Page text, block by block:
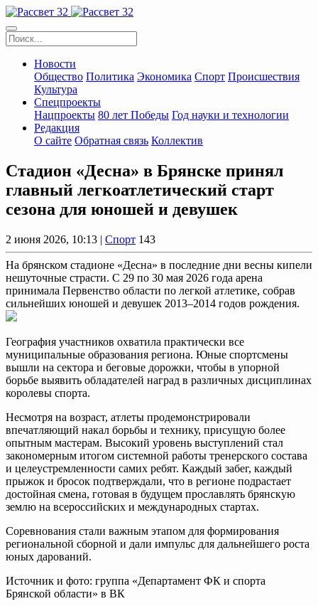
Новости
Общество Политика Экономика Спорт Происшествия
Культура
Спецпроекты
Нацпроекты 80 лет Победы Год науки и технологии
Редакция
О сайте Обратная связь Коллектив
Стадион «Десна» в Брянске принял
главный легкоатлетический старт
сезона для юношей и девушек
2 июня 2026, 10:13 | Спорт 143
На брянском стадионе «Десна» в последние дни весны кипели
нешуточные страсти. С 29 по 30 мая 2026 года арена
принимала Первенство области по легкой атлетике, собрав
сильнейших юношей и девушек 2013–2014 годов рождения.
География участников охватила практически все
муниципальные образования региона. Юные спортсмены
вышли на сектора и беговые дорожки, чтобы в упорной
борьбе выявить обладателей наград в различных дисциплинах
королевы спорта.
Несмотря на возраст, атлеты продемонстрировали
впечатляющий накал борьбы и технику, присущую более
опытным мастерам. Высокий уровень выступлений стал
закономерным итогом системной работы тренерского состава
и целеустремленности самих ребят. Каждый забег, каждый
прыжок и бросок подтверждали, что в регионе подрастает
достойная смена, готовая в будущем прославлять брянскую
землю на всероссийских и международных стартах.
Соревнования стали важным этапом для формирования
региональной сборной и дали импульс для дальнейшего роста
юных дарований.
Источник и фото: группа «Департамент ФК и спорта
Брянской области» в ВК